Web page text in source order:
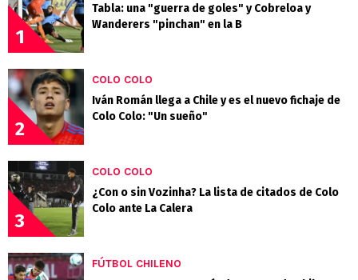
1
Tabla: una "guerra de goles" y Cobreloa y
Wanderers "pinchan" en la B
2
COLO COLO
Iván Román llega a Chile y es el nuevo fichaje de
Colo Colo: "Un sueño"
3
COLO COLO
¿Con o sin Vozinha? La lista de citados de Colo
Colo ante La Calera
FÚTBOL CHILENO